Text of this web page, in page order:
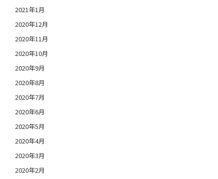
2021年1月
2020年12月
2020年11月
2020年10月
2020年9月
2020年8月
2020年7月
2020年6月
2020年5月
2020年4月
2020年3月
2020年2月